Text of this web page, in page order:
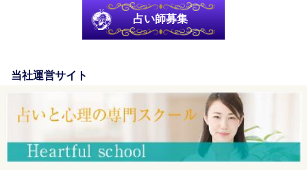
占い師募集
当社運営サイト